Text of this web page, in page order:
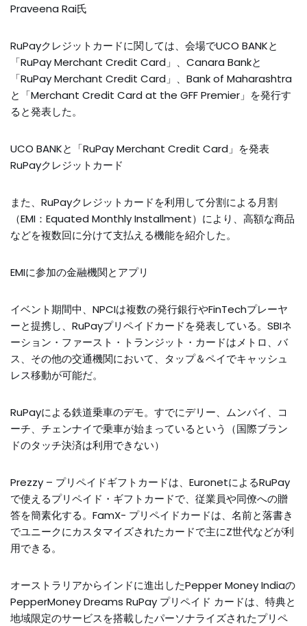
Praveena Rai氏
RuPayクレジットカードに関しては、会場でUCO BANKと
「RuPay Merchant Credit Card」、Canara Bankと
「RuPay Merchant Credit Card」、Bank of Maharashtra
と「Merchant Credit Card at the GFF Premier」を発行す
ると発表した。
UCO BANKと「RuPay Merchant Credit Card」を発表
RuPayクレジットカード
また、RuPayクレジットカードを利用して分割による月割
（EMI：Equated Monthly Installment）により、高額な商品
などを複数回に分けて支払える機能を紹介した。
EMIに参加の金融機関とアプリ
イベント期間中、NPCIは複数の発行銀行やFinTechプレーヤ
ーと提携し、RuPayプリペイドカードを発表している。SBIネ
ーション・ファースト・トランジット・カードはメトロ、バ
ス、その他の交通機関において、タップ＆ペイでキャッシュ
レス移動が可能だ。
RuPayによる鉄道乗車のデモ。すでにデリー、ムンバイ、コ
ーチ、チェンナイで乗車が始まっているという（国際ブラン
ドのタッチ決済は利用できない）
Prezzy – プリペイドギフトカードは、EuronetによるRuPay
で使えるプリペイド・ギフトカードで、従業員や同僚への贈
答を簡素化する。FamX- プリペイドカードは、名前と落書き
でユニークにカスタマイズされたカードで主にZ世代などが利
用できる。
オーストラリアからインドに進出したPepper Money Indiaの
PepperMoney Dreams RuPay プリペイド カードは、特典と
地域限定のサービスを搭載したパーソナライズされたプリペ